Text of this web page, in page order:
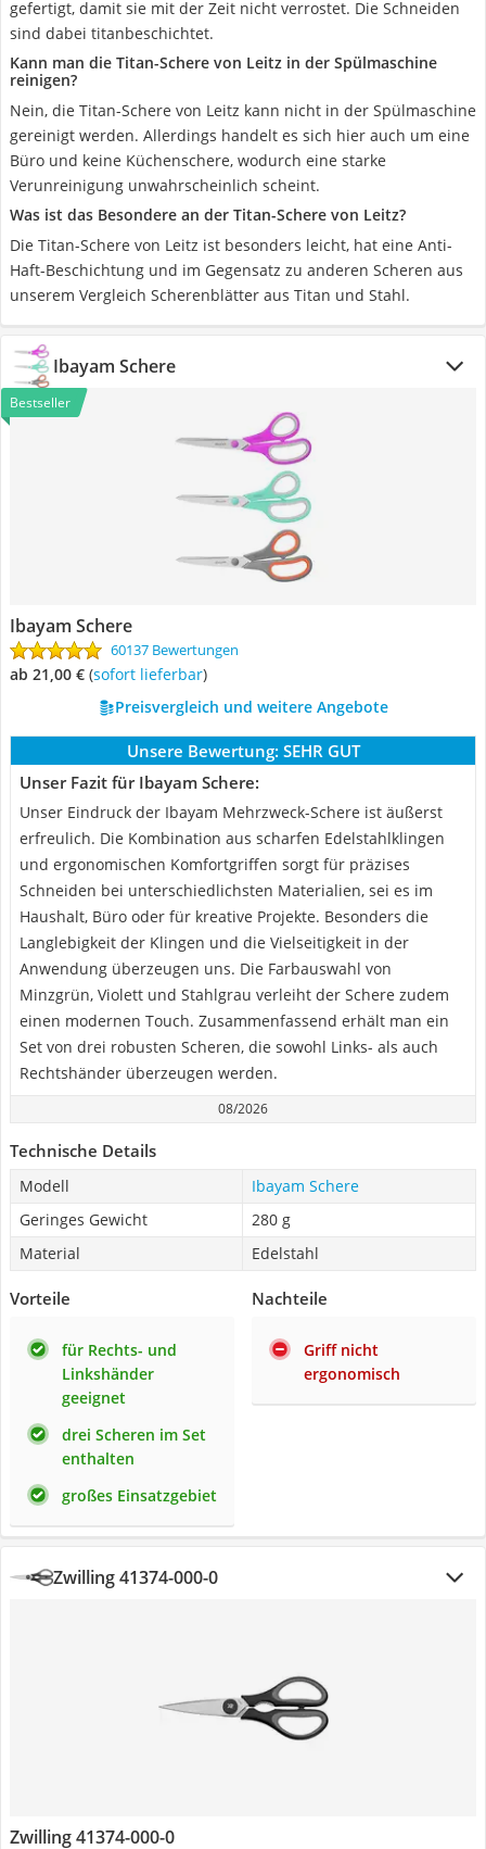
gefertigt, damit sie mit der Zeit nicht verrostet. Die Schneiden
sind dabei titanbeschichtet.
Kann man die Titan-Schere von Leitz in der Spülmaschine
reinigen?
Nein, die Titan-Schere von Leitz kann nicht in der Spülmaschine
gereinigt werden. Allerdings handelt es sich hier auch um eine
Büro und keine Küchenschere, wodurch eine starke
Verunreinigung unwahrscheinlich scheint.
Was ist das Besondere an der Titan-Schere von Leitz?
Die Titan-Schere von Leitz ist besonders leicht, hat eine Anti-
Haft-Beschichtung und im Gegensatz zu anderen Scheren aus
unserem Vergleich Scherenblätter aus Titan und Stahl.
Ibayam Schere
Bestseller
Ibayam Schere
60137 Bewertungen
ab 21,00 € ( Sofort lieferbar)
Preisvergleich und weitere Angebote
Unsere Bewertung: SEHR GUT
Unser Fazit für Ibayam Schere:
Unser Eindruck der Ibayam Mehrzweck-Schere ist äußerst
erfreulich. Die Kombination aus scharfen Edelstahlklingen
und ergonomischen Komfortgriffen sorgt für präzises
Schneiden bei unterschiedlichsten Materialien, sei es im
Haushalt, Büro oder für kreative Projekte. Besonders die
Langlebigkeit der Klingen und die Vielseitigkeit in der
Anwendung überzeugen uns. Die Farbauswahl von
Minzgrün, Violett und Stahlgrau verleiht der Schere zudem
einen modernen Touch. Zusammenfassend erhält man ein
Set von drei robusten Scheren, die sowohl Links- als auch
Rechtshänder überzeugen werden.
08/2026
Technische Details
Modell
Ibayam Schere
Geringes Gewicht
280 g
Material
Edelstahl
Vorteile
für Rechts- und
Linkshänder
geeignet
drei Scheren im Set
enthalten
großes Einsatzgebiet
Nachteile
Griff nicht
ergonomisch
Zwilling 41374-000-0
Zwilling 41374-000-0